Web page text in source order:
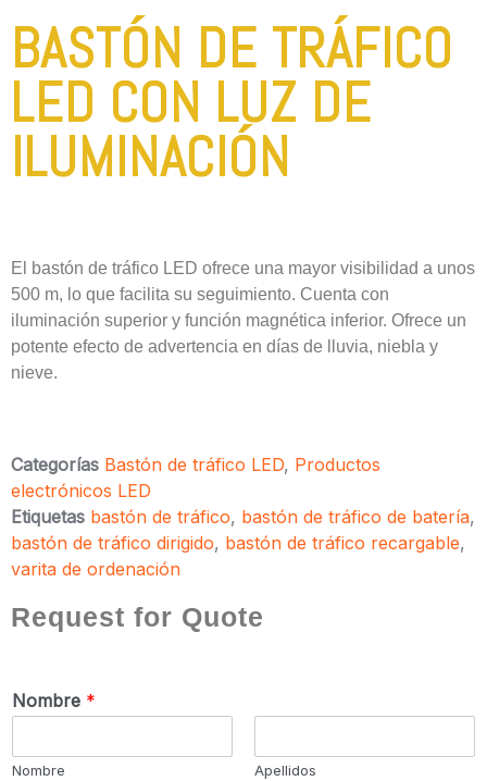
BASTÓN DE TRÁFICO
LED CON LUZ DE
ILUMINACIÓN
El bastón de tráfico LED ofrece una mayor visibilidad a unos
500 m, lo que facilita su seguimiento. Cuenta con
iluminación superior y función magnética inferior. Ofrece un
potente efecto de advertencia en días de lluvia, niebla y
nieve.
Categorías Bastón de tráfico LED, Productos
electrónicos LED
Etiquetas bastón de tráfico, bastón de tráfico de batería,
bastón de tráfico dirigido, bastón de tráfico recargable,
varita de ordenación
Request for Quote
Nombre *
Nombre Apellidos